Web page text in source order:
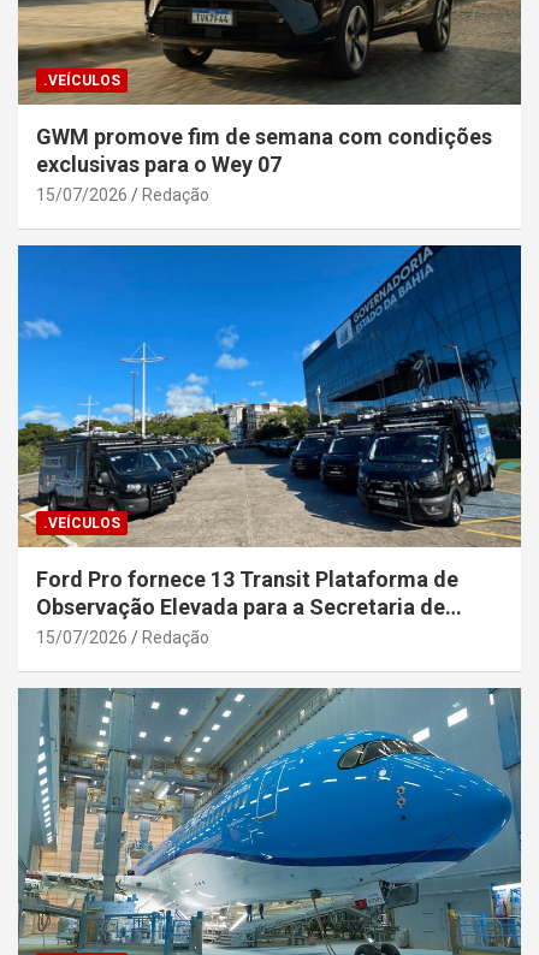
.VEÍCULOS
GWM promove fim de semana com condições
exclusivas para o Wey 07
15/07/2026 Redação
.VEÍCULOS
Ford Pro fornece 13 Transit Plataforma de
Observação Elevada para a Secretaria de
Segurança Pública da Bahia
15/07/2026 Redação